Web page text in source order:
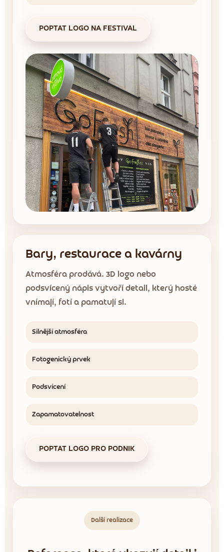
POPTAT LOGO NA FESTIVAL
Bary, restaurace a kavárny
Atmosféra prodává. 3D logo nebo
podsvícený nápis vytvoří detail, který hosté
vnímají, fotí a pamatují si.
Silnější atmosféra
Fotogenický prvek
Podsvícení
Zapamatovatelnost
POPTAT LOGO PRO PODNIK
Další realizace